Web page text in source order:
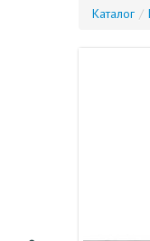
Каталог /